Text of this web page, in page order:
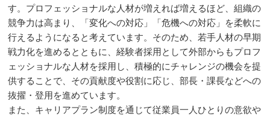
す。プロフェッショナルな人材が増えれば増えるほど、組織の
競争力は高まり、「変化への対応」「危機への対応」を柔軟に
行えるようになると考えています。そのため、若手人材の早期
戦力化を進めるとともに、経験者採用として外部からもプロフ
ェッショナルな人材を採用し、積極的にチャレンジの機会を提
供することで、その貢献度や役割に応じ、部長・課長などへの
抜擢・登用を進めています。
また、キャリアプラン制度を通じて従業員一人ひとりの意欲や